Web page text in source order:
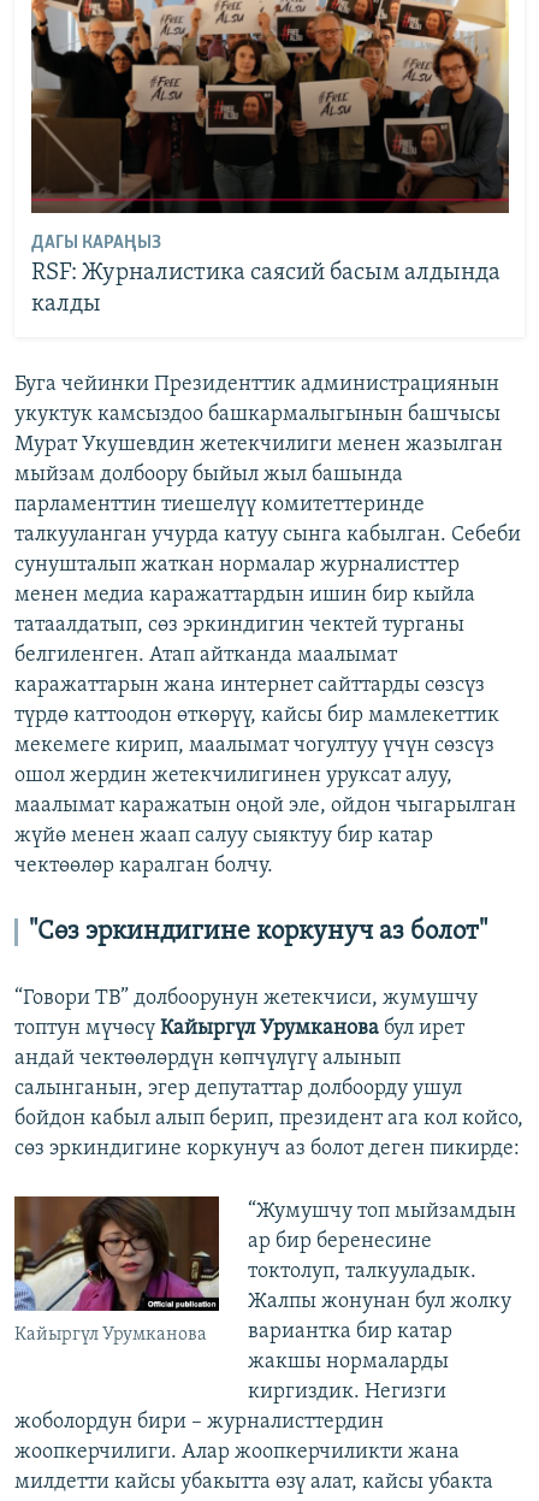
ДАГЫ КАРАҢЫЗ
RSF: Журналистика саясий басым алдында
калды
Буга чейинки Президенттик администрациянын
укуктук камсыздоо башкармалыгынын башчысы
Мурат Укушевдин жетекчилиги менен жазылган
мыйзам долбоору быйыл жыл башында
парламенттин тиешелүү комитеттеринде
талкууланган учурда катуу сынга кабылган. Себеби
сунушталып жаткан нормалар журналисттер
менен медиа каражаттардын ишин бир кыйла
татаалдатып, сөз эркиндигин чектей турганы
белгиленген. Атап айтканда маалымат
каражаттарын жана интернет сайттарды сөзсүз
түрдө каттоодон өткөрүү, кайсы бир мамлекеттик
мекемеге кирип, маалымат чогултуу үчүн сөзсүз
ошол жердин жетекчилигинен уруксат алуу,
маалымат каражатын оңой эле, ойдон чыгарылган
жүйө менен жаап салуу сыяктуу бир катар
чектөөлөр каралган болчу.
"Сөз эркиндигине коркунуч аз болот"
“Говори ТВ” долбоорунун жетекчиси, жумушчу
топтун мүчөсү Кайыргүл Урумканова бул ирет
андай чектөөлөрдүн көпчүлүгү алынып
салынганын, эгер депутаттар долбоорду ушул
бойдон кабыл алып берип, президент ага кол койсо,
сөз эркиндигине коркунуч аз болот деген пикирде:
Кайыргүл Урумканова
“Жумушчу топ мыйзамдын
ар бир беренесине
токтолуп, талкууладык.
Жалпы жонунан бул жолку
вариантка бир катар
жакшы нормаларды
киргиздик. Негизги
жоболордун бири – журналисттердин
жоопкерчилиги. Алар жоопкерчиликти жана
милдетти кайсы убакытта өзү алат, кайсы убакта